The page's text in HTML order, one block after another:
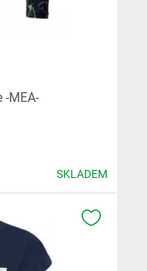
-MEA-
SKLADEM